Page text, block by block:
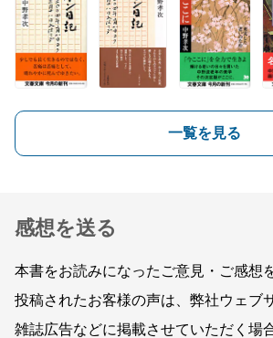
一覧を見る
感想を送る
本書をお読みになったご意見・ご感想
投稿されたお客様の声は、弊社ウェブ
雑誌広告などに掲載させていただく場